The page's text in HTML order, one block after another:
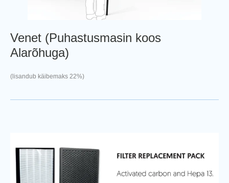
Venet (Puhastusmasin koos
Alarõhuga)
(lisandub käibemaks 22%)